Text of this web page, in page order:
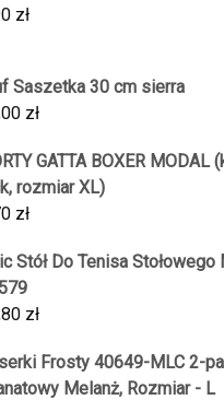
zł
Saszetka 30 cm sierra
zł
GATTA BOXER MODAL
rozmiar XL)
zł
Stół Do Tenisa Stołowego
zł
Frosty 40649-MLC 2-
Melanż, Rozmiar - L